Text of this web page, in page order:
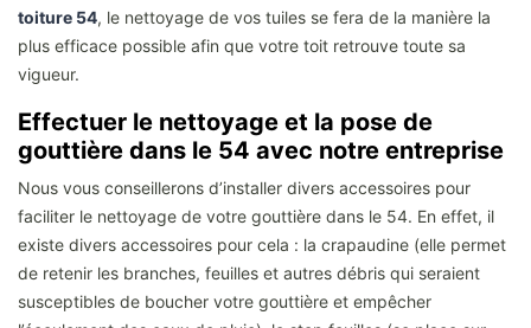
toiture 54, le nettoyage de vos tuiles se fera de la manière la
plus efficace possible afin que votre toit retrouve toute sa
vigueur.
Effectuer le nettoyage et la pose de
gouttière dans le 54 avec notre entreprise
Nous vous conseillerons d’installer divers accessoires pour
faciliter le nettoyage de votre gouttière dans le 54. En effet, il
existe divers accessoires pour cela : la crapaudine (elle permet
de retenir les branches, feuilles et autres débris qui seraient
susceptibles de boucher votre gouttière et empêcher